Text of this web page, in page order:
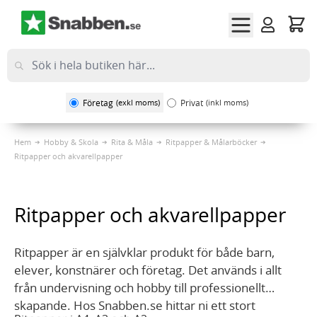
Företag (exkl moms) Privat (inkl moms)
Hem Hobby & Skola Rita & Måla
Ritpapper & Målarböcker
Ritpapper och akvarellpapper
Ritpapper och akvarellpapper
Ritpapper är en självklar produkt för både barn,
elever, konstnärer och företag. Det används i allt
från undervisning och hobby till professionellt
skapande. Hos Snabben.se hittar ni ett stort